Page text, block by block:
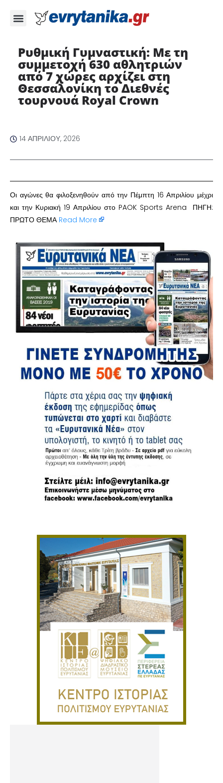
Ρυθμική Γυμναστική: Με τη
συμμετοχή 630 αθλητριών
από 7 χώρες αρχίζει στη
Θεσσαλονίκη το Διεθνές
τουρνουά Royal Crown
14 ΑΠΡΙΛΊΟΥ, 2026
Οι αγώνες θα φιλοξενηθούν από την Πέμπτη 16 Απριλίου μέχρι
και την Κυριακή 19 Απριλίου στο PAOK Sports Arena ΠΗΓΗ:
ΠΡΩΤΟ ΘΕΜΑ Read More